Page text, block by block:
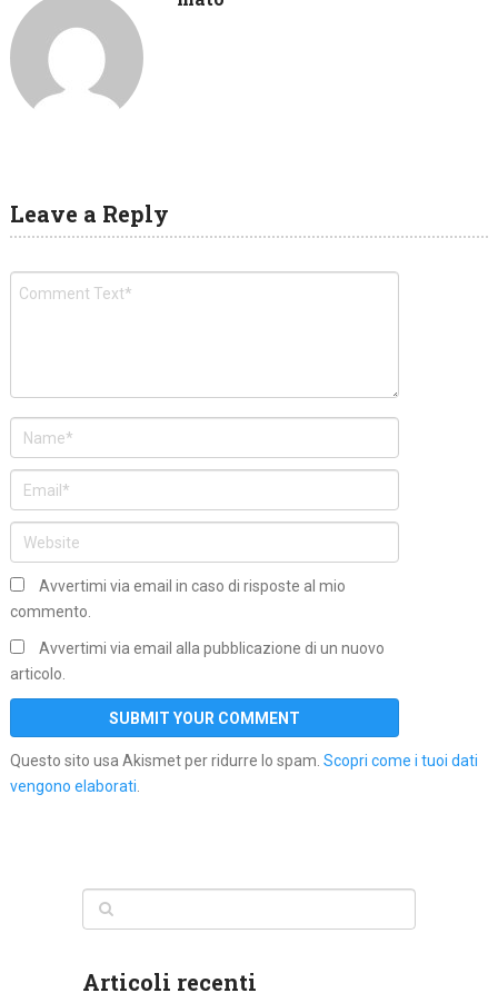
Leave a Reply
Avvertimi via email in caso di risposte al mio
commento.
Avvertimi via email alla pubblicazione di un nuovo
articolo.
Questo sito usa Akismet per ridurre lo spam. Scopri come i tuoi dati
vengono elaborati.
Articoli recenti